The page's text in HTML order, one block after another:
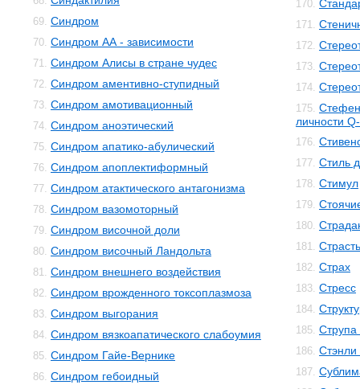
69. Синдром
70. Синдром АА - зависимости
71. Синдром Алисы в стране чудес
72. Синдром аментивно-ступидный
73. Синдром амотивационный
74. Синдром аноэтический
75. Синдром апатико-абулический
76. Синдром апоплектиформный
77. Синдром атактического антагонизма
78. Синдром вазомоторный
79. Синдром височной доли
80. Синдром височный Ландольта
81. Синдром внешнего воздействия
82. Синдром врожденного токсоплазмоза
83. Синдром выгорания
84. Синдром вязкоапатического слабоумия
85. Синдром Гайе-Вернике
86. Синдром гебоидный
170.
171.
172.
173.
174.
175.
личности
176.
177. Стиль
178. Стимул
179.
180.
181. Страсть
182. Страх
183. Стресс
184.
185.
186.
187.